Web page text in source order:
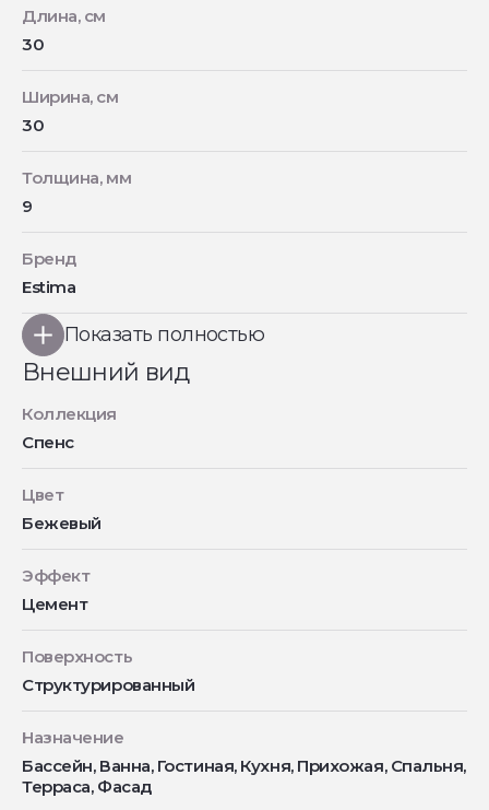
Длина, см
30
Ширина, см
30
Толщина, мм
9
Бренд
Estima
Показать полностью
Внешний вид
Коллекция
Спенс
Цвет
Бежевый
Эффект
Цемент
Поверхность
Структурированный
Назначение
Бассейн, Ванна, Гостиная, Кухня, Прихожая, Спальня,
Терраса, Фасад